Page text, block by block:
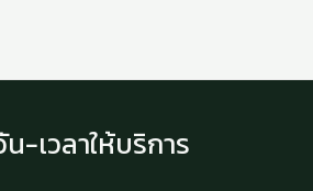
น-เวลาให้บริการ